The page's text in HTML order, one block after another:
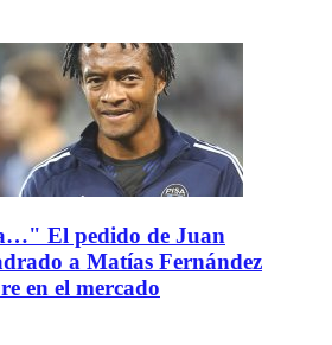
El pedido de Juan
a Matías Fernández
en el mercado